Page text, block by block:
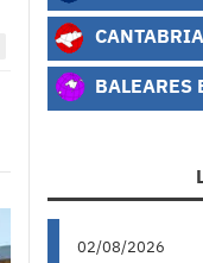
BALEARES
02/08/2026